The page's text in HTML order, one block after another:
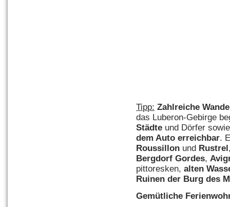
Tipp: Zahlreiche
das Luberon-Gebirge
Städte und Dörfer
dem Auto erreichbar.
Roussillon und Rustrel
Bergdorf Gordes,
pittoresken,alten
Ruinen der Burg des
Gemütliche